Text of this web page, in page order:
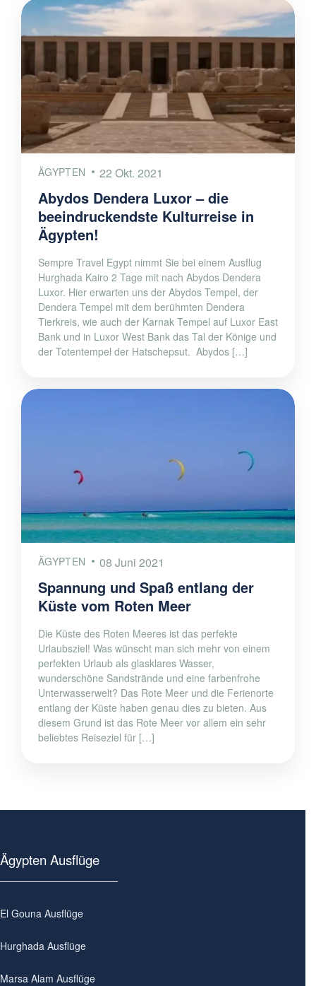
ÄGYPTEN 22 Okt. 2021
Abydos Dendera Luxor – die
beeindruckendste Kulturreise in
Ägypten!
Sempre Travel Egypt nimmt Sie bei einem Ausflug
Hurghada Kairo 2 Tage mit nach Abydos Dendera
Luxor. Hier erwarten uns der Abydos Tempel, der
Dendera Tempel mit dem berühmten Dendera
Tierkreis, wie auch der Karnak Tempel auf Luxor East
Bank und in Luxor West Bank das Tal der Könige und
der Totentempel der Hatschepsut. Abydos […]
ÄGYPTEN 08 Juni 2021
Spannung und Spaß entlang der
Küste vom Roten Meer
Die Küste des Roten Meeres ist das perfekte
Urlaubsziel! Was wünscht man sich mehr von einem
perfekten Urlaub als glasklares Wasser,
wunderschöne Sandstrände und eine farbenfrohe
Unterwasserwelt? Das Rote Meer und die Ferienorte
entlang der Küste haben genau dies zu bieten. Aus
diesem Grund ist das Rote Meer vor allem ein sehr
beliebtes Reiseziel für […]
Ägypten Ausflüge
El Gouna Ausflüge
Hurghada Ausflüge
Marsa Alam Ausflüge